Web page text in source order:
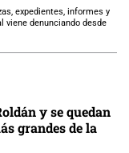
expedientes, informes y
viene denunciando desde
y se quedan
grandes de la